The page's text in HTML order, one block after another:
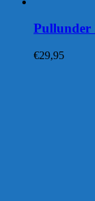
Pullunder
€29,95